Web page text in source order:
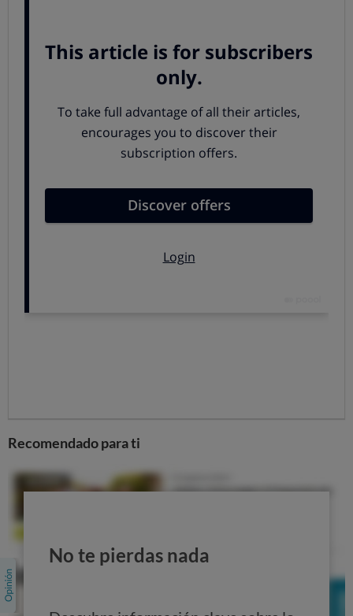
Las dimensiones son de 24 x 20 cm (ancho x alto) en el
caso de las furgonetas, de 30 x 28 en el caso de
de diámetro en el caso de los vehículos de transporte de
¿Dónde se coloca?
voluminosos?
No, no es obligatoria. Los conductores deciden
voluntariamente si quieren ponerla.OCU aconseja a los
¿Cuál es el peligro del ángulo
Recomendado para ti
No te pierdas nada